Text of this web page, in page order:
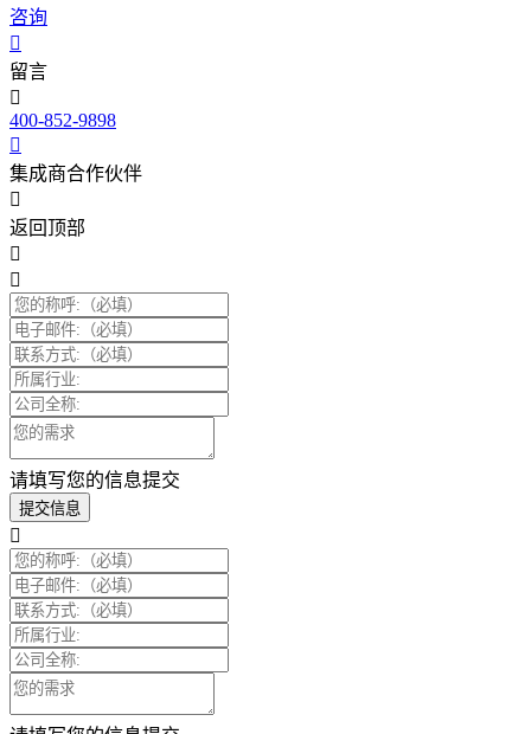
咨询
留言
400-852-9898
集成商合作伙伴
返回顶部
请填写您的信息提交
提交信息